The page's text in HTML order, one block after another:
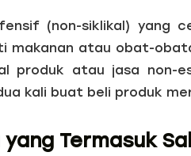
(non-siklikal) yang
makanan atau obat-
produk atau jasa non-
kali buat beli produk
Termasuk